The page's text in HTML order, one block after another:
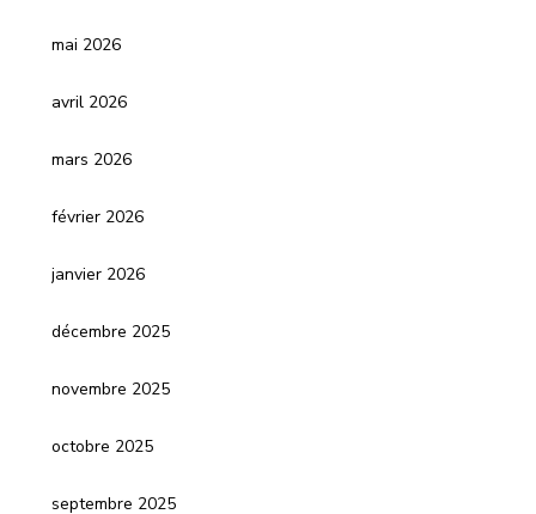
mai 2026
avril 2026
mars 2026
février 2026
janvier 2026
décembre 2025
novembre 2025
octobre 2025
septembre 2025